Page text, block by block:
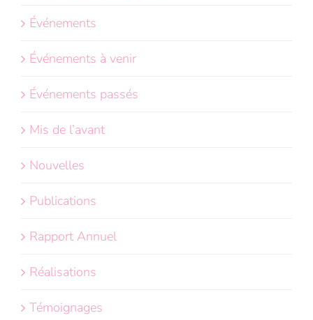
Événements
Événements à venir
Événements passés
Mis de l’avant
Nouvelles
Publications
Rapport Annuel
Réalisations
Témoignages